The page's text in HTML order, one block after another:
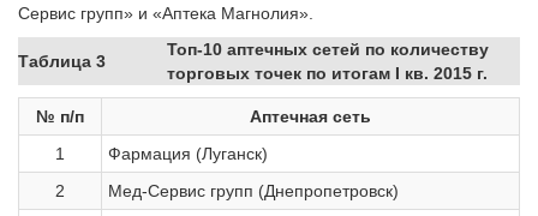
Сервис групп» и «Аптека Магнолия».
Таблица 3
Топ-10 аптечных сетей по количеству
торговых точек по итогам I кв. 2015 г.
№ п/п
Аптечная сеть
1
Фармация (Луганск)
2
Мед-Сервис групп (Днепропетровск)